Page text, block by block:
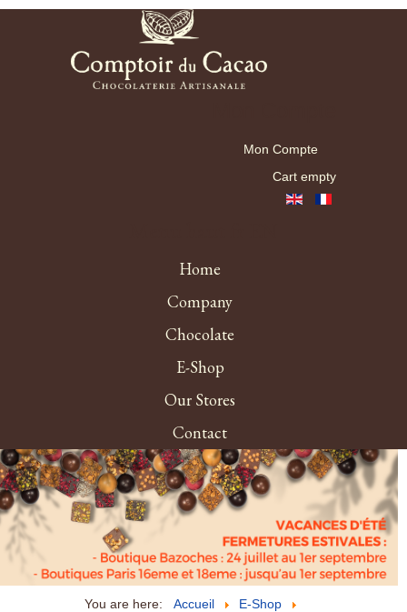
Mon Compte
Cart empty
Home
Company
Chocolate
E-Shop
Our Stores
Contact
You are here: Accueil
E-Shop